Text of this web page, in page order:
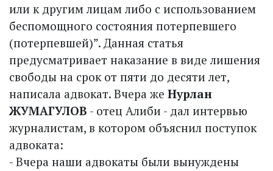
или к другим лицам либо с использованием
беспомощного состояния потерпевшего
(потерпевшей)”. Данная статья
предусматривает наказание в виде лишения
свободы на срок от пяти до десяти лет,
написала адвокат. Вчера же Нурлан
ЖУМАГУЛОВ - отец Алиби - дал интервью
журналистам, в котором объяснил поступок
адвоката:
- Вчера наши адвокаты были вынуждены